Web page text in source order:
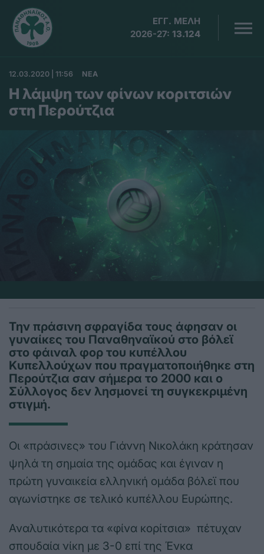
ΕΓΓ. ΜΕΛΗ
2026-27: 13.124
12.03.2020 | 11:56 ΝΕΑ
Η λάμψη των φίνων κοριτσιών
στη Περούτζια
Την πράσινη σφραγίδα τους άφησαν οι
γυναίκες του Παναθηναϊκού στο βόλεϊ
στο φάιναλ φορ του κυπέλλου
Κυπελλούχων που πραγματοποιήθηκε στη
Περούτζια σαν σήμερα το 2000 και ο
Σύλλογος δεν λησμονεί τη συγκεκριμένη
στιγμή.
Οι «πράσινες» του Γιάννη Νικολάκη κράτησαν
ψηλά τη σημαία της ομάδας και έγιναν η
πρώτη γυναικεία ελληνική ομάδα βόλεϊ που
αγωνίστηκε σε τελικό κυπέλλου Ευρώπης.
Αναλυτικότερα τα «φίνα κορίτσια» πέτυχαν
σπουδαία νίκη με 3-0 επί της Ένκα